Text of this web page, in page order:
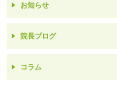
お知らせ
院長ブログ
コラム